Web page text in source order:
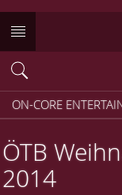
ON-CORE
ÖTB
2014